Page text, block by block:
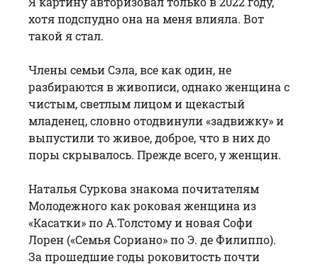
хотя подспудно она на меня влияла. Вот
такой я стал.
Члены семьи Сэла, все как один, не
разбираются в живописи, однако женщина с
чистым, светлым лицом и щекастый
младенец, словно отодвинули «задвижку» и
выпустили то живое, доброе, что в них до
поры скрывалось. Прежде всего, у женщин.
Наталья Суркова знакома почитателям
Молодежного как роковая женщина из
«Касатки» по А.Толстому и новая Софи
Лорен («Семья Сориано» по Э. де Филиппо).
За прошедшие годы роковитость почти